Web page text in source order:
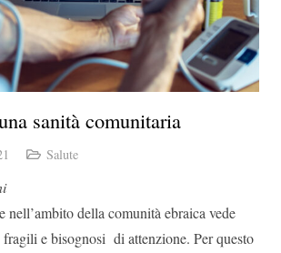
sanità comunitaria
Salute
nell’ambito della comunità ebraica vede
e bisognosi di attenzione. Per questo